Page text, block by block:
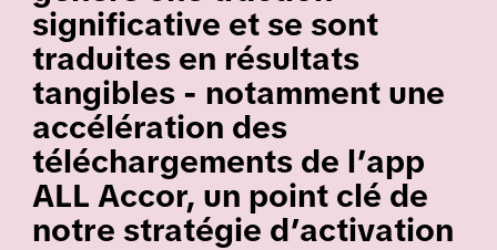
significative et se sont
traduites en résultats
tangibles - notamment une
accélération des
téléchargements de l’app
ALL Accor, un point clé de
notre stratégie d’activation